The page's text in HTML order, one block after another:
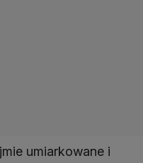
umiarkowane i